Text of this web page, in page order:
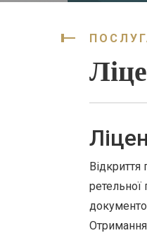
ретельної
Отримання